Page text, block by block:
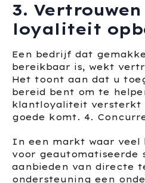
3. Vertrouwen
loyaliteit
Een bedrijf dat
bereikbaar is, wekt
Het toont aan dat u
bereid bent om te
klantloyaliteit versterkt
goede komt. 4.
In een markt waar veel
voor geautomatiseerde
aanbieden van directe
ondersteuning een